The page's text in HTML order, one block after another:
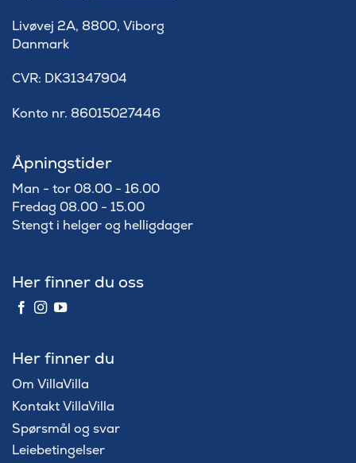
Livøvej 2A, 8800, Viborg
Danmark
​CVR: DK31347904
Konto nr. 86015027446
Åpningstider
Man - tor 08.00 - 16.00
Fredag 08.00 - 15.00
Stengt i helger og helligdager
Her finner du oss
Her finner du
Om VillaVilla
Kontakt VillaVilla
Spørsmål og svar
Leiebetingelser